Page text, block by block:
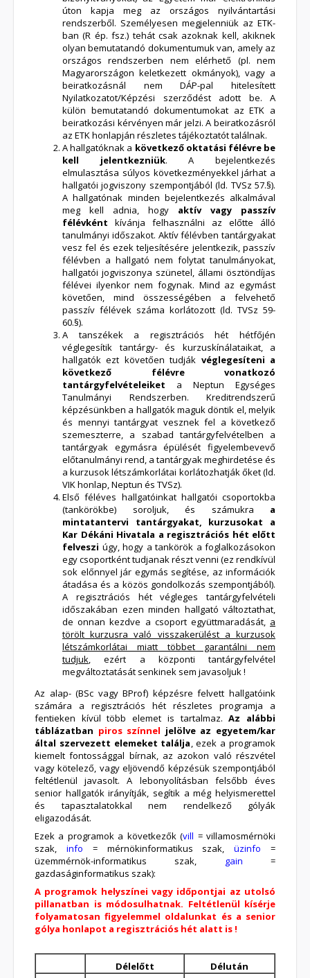
úton kapja meg az országos nyilvántartási
rendszerből. Személyesen megjelenniük az ETK-
ban (R ép. fsz.) tehát csak azoknak kell, akiknek
olyan bemutatandó dokumentumuk van, amely az
országos rendszerben nem elérhető (pl. nem
Magyarországon keletkezett okmányok), vagy a
beiratkozásnál nem DÁP-pal hitelesített
Nyilatkozatot/Képzési szerződést adott be. A
külön bemutatandó dokumentumokat az ETK a
beiratkozási kérvényen már jelzi. A beiratkozásról
az ETK honlapján részletes tájékoztatót találnak.
A hallgatóknak a következő oktatási félévre be
kell jelentkezniük. A bejelentkezés
elmulasztása súlyos következményekkel járhat a
hallgatói jogviszony szempontjából (ld. TVSz 57.§).
A hallgatónak minden bejelentkezés alkalmával
meg kell adnia, hogy aktív vagy passzív
félévként kívánja felhasználni az előtte álló
tanulmányi időszakot. Aktív félévben tantárgyakat
vesz fel és ezek teljesítésére jelentkezik, passzív
félévben a hallgató nem folytat tanulmányokat,
hallgatói jogviszonya szünetel, állami ösztöndíjas
félévei ilyenkor nem fogynak. Mind az egymást
követően, mind összességében a felvehető
passzív félévek száma korlátozott (ld. TVSz 59-
60.§).
A tanszékek a regisztrációs hét hétfőjén
véglegesítik tantárgy- és kurzuskínálataikat, a
hallgatók ezt követően tudják véglegesíteni a
következő félévre vonatkozó
tantárgyfelvételeiket a Neptun Egységes
Tanulmányi Rendszerben. Kreditrendszerű
képzésünkben a hallgatók maguk döntik el, melyik
és mennyi tantárgyat vesznek fel a következő
szemeszterre, a szabad tantárgyfelvételben a
tantárgyak egymásra épülését figyelembevevő
előtanulmányi rend, a tantárgyak meghirdetése és
a kurzusok létszámkorlátai korlátozhatják őket (ld.
VIK honlap, Neptun és TVSz).
Első féléves hallgatóinkat hallgatói csoportokba
(tankörökbe) soroljuk, és számukra a
mintatantervi tantárgyakat, kurzusokat a
Kar Dékáni Hivatala a regisztrációs hét előtt
felveszi úgy, hogy a tankörök a foglalkozásokon
egy csoportként tudjanak részt venni (ez rendkívül
sok előnnyel jár egymás segítése, az információk
átadása és a közös gondolkozás szempontjából).
A regisztrációs hét végleges tantárgyfelvételi
időszakában ezen minden hallgató változtathat,
de onnan kezdve a csoport együttmaradását, a
törölt kurzusra való visszakerülést a kurzusok
létszámkorlátai miatt többet garantálni nem
tudjuk, ezért a központi tantárgyfelvétel
megváltoztatását senkinek sem javasoljuk !
Az alap- (BSc vagy BProf) képzésre felvett hallgatóink
számára a regisztrációs hét részletes programja a
fentieken kívül több elemet is tartalmaz.Az alábbi
táblázatban piros színnel jelölve az egyetem/kar
által szervezett elemeket találja, ezek a programok
kiemelt fontossággal bírnak, az azokon való részvétel
vagy kötelező, vagy eljövendő képzésük szempontjából
feltétlenül javasolt. A lebonyolításban felsőbb éves
senior hallgatók irányítják, segítik a még helyismerettel
és tapasztalatokkal nem rendelkező gólyák
eligazodását.
Ezek a programok a következők (vill = villamosmérnöki
szak, info = mérnökinformatikus szak,üzinfo =
üzemmérnök-informatikus szak, gain =
gazdaságinformatikus szak):
A programok helyszínei vagy időpontjai az utolsó
pillanatban is módosulhatnak. Feltétlenül kísérje
folyamatosan figyelemmel oldalunkat és a senior
gólya honlapot a regisztrációs hét alatt is !
Délelőtt Délután